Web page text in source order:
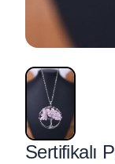
Sertifikalı